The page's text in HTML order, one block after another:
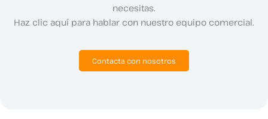
necesitas.
Haz clic aquí para hablar con nuestro equipo comercial.
Contacta con nosotros